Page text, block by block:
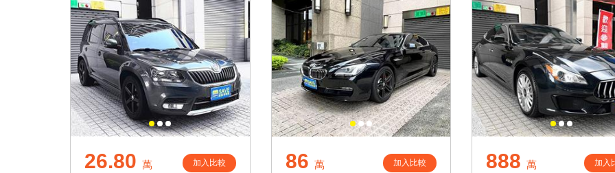
26.80 萬 加入比較 86 萬 加入比較 888 萬 加入